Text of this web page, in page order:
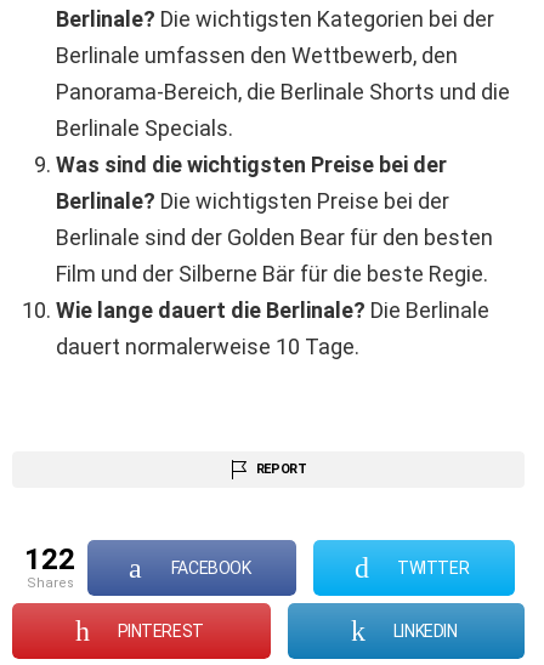
Berlinale? Die wichtigsten Kategorien bei der
Berlinale umfassen den Wettbewerb, den
Panorama-Bereich, die Berlinale Shorts und die
Berlinale Specials.
Was sind die wichtigsten Preise bei der
Berlinale? Die wichtigsten Preise bei der
Berlinale sind der Golden Bear für den besten
Film und der Silberne Bär für die beste Regie.
Wie lange dauert die Berlinale? Die Berlinale
dauert normalerweise 10 Tage.
REPORT
122
shares
FACEBOOK TWITTER
PINTEREST LINKEDIN